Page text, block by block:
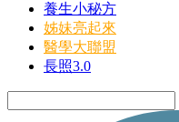
養生小秘方
姊妹亮起來
醫學大聯盟
長照3.0